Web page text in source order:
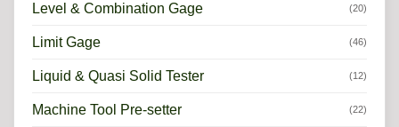
Level & Combination Gage (20)
Limit Gage (46)
Liquid & Quasi Solid Tester (12)
Machine Tool Pre-setter (22)